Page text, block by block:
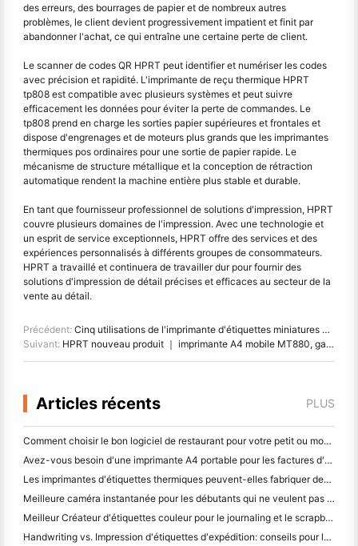
des erreurs, des bourrages de papier et de nombreux autres
problèmes, le client devient progressivement impatient et finit par
abandonner l'achat, ce qui entraîne une certaine perte de client.
Le scanner de codes QR HPRT peut identifier et numériser les codes
avec précision et rapidité. L'imprimante de reçu thermique HPRT
tp808 est compatible avec plusieurs systèmes et peut suivre
efficacement les données pour éviter la perte de commandes. Le
tp808 prend en charge les sorties papier supérieures et frontales et
dispose d'engrenages et de moteurs plus grands que les imprimantes
thermiques pos ordinaires pour une sortie de papier rapide. Le
mécanisme de structure métallique et la conception de rétraction
automatique rendent la machine entière plus stable et durable.
En tant que fournisseur professionnel de solutions d'impression, HPRT
couvre plusieurs domaines de l'impression. Avec une technologie et
un esprit de service exceptionnels, HPRT offre des services et des
expériences personnalisés à différents groupes de consommateurs.
HPRT a travaillé et continuera de travailler dur pour fournir des
solutions d'impression de détail précises et efficaces au secteur de la
vente au détail.
Précédent: Cinq utilisations de l'imprimante d'étiquettes miniatures pour créer une vie raffinée à la maison
Suivant: HPRT nouveau produit ｜ imprimante A4 mobile MT880, gadget d'entreprise
Articles récents PLUS
Comment choisir le bon logiciel de restaurant pour votre petit ou moyen restaurant
Avez-vous besoin d'une imprimante A4 portable pour les factures d'entrepôt? Ce qui fonctionne réellement
Les imprimantes d'étiquettes thermiques peuvent-elles fabriquer des étiquettes imperméables pour les produits des petites entreprises?
Meilleure caméra instantanée pour les débutants qui ne veulent pas gaspiller du papier
Meilleur Créateur d'étiquettes couleur pour le journaling et le scrapbooking: ajouter plus de couleur à chaque page
Handwriting vs. Impression d'étiquettes d'expédition: conseils pour les petites entreprises en 2026